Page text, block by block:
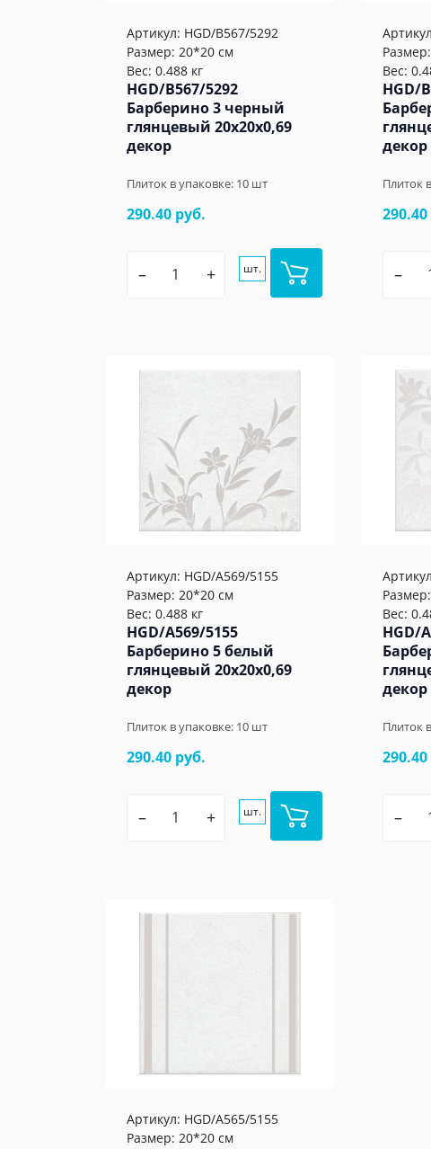
Артикул: HGD/B567/5292
Размер: 20*20 см
Вес: 0.488 кг
HGD/B567/5292
Барберино 3 черный
глянцевый 20x20x0,69
декор
Плиток в упаковке: 10 шт
290.40 руб.
– + шт.
Вес:
HGD/
декор
Плиток
–
Артикул: HGD/A569/5155
Размер: 20*20 см
Вес: 0.488 кг
HGD/A569/5155
Барберино 5 белый
глянцевый 20x20x0,69
декор
Плиток в упаковке: 10 шт
290.40 руб.
– + шт.
Вес:
HGD/
декор
Плиток
–
Артикул: HGD/A565/5155
Размер: 20*20 см